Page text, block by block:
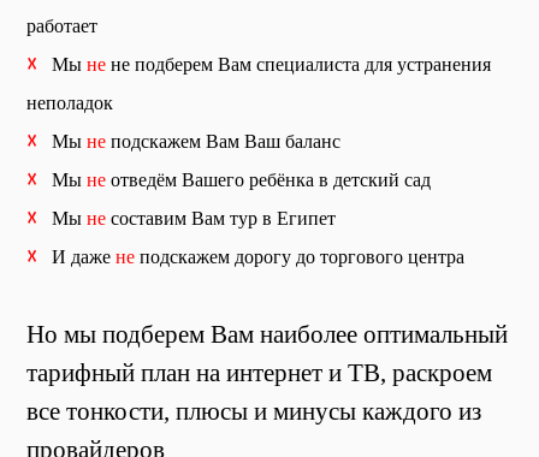
работает
☓ Мыне не подберем Вам специалиста для устранения
неполадок
☓ Мыне подскажем Вам Ваш баланс
☓ Мыне отведём Вашего ребёнка в детский сад
☓ Мыне составим Вам тур в Египет
☓ И дажене подскажем дорогу до торгового центра
Но мы подберем Вам наиболее оптимальный
тарифный план на интернет и ТВ, раскроем
все тонкости, плюсы и минусы каждого из
провайдеров